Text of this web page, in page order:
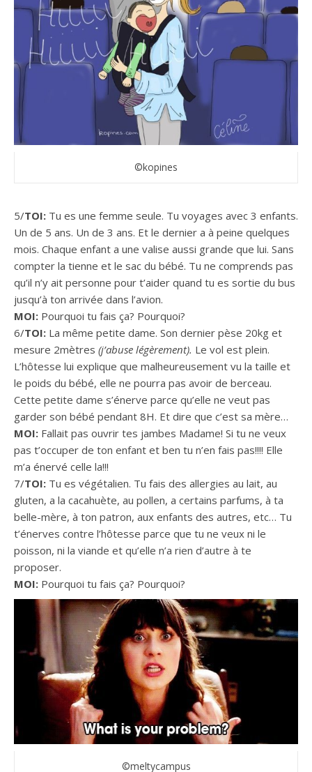
©kopines
5/TOI: Tu es une femme seule. Tu voyages avec 3 enfants.
Un de 5 ans. Un de 3 ans. Et le dernier a à peine quelques
mois. Chaque enfant a une valise aussi grande que lui. Sans
compter la tienne et le sac du bébé. Tu ne comprends pas
qu’il n’y ait personne pour t’aider quand tu es sortie du bus
jusqu’à ton arrivée dans l’avion.
MOI: Pourquoi tu fais ça? Pourquoi?
6/TOI: La même petite dame. Son dernier pèse 20kg et
mesure 2mètres (j’abuse légèrement). Le vol est plein.
L’hôtesse lui explique que malheureusement vu la taille et
le poids du bébé, elle ne pourra pas avoir de berceau.
Cette petite dame s’énerve parce qu’elle ne veut pas
garder son bébé pendant 8H. Et dire que c’est sa mère…
MOI: Fallait pas ouvrir tes jambes Madame! Si tu ne veux
pas t’occuper de ton enfant et ben tu n’en fais pas!!!! Elle
m’a énervé celle la!!!
7/TOI: Tu es végétalien. Tu fais des allergies au lait, au
gluten, a la cacahuète, au pollen, a certains parfums, à ta
belle-mère, à ton patron, aux enfants des autres, etc… Tu
t’énerves contre l’hôtesse parce que tu ne veux ni le
poisson, ni la viande et qu’elle n’a rien d’autre à te
proposer.
MOI: Pourquoi tu fais ça? Pourquoi?
©meltycampus